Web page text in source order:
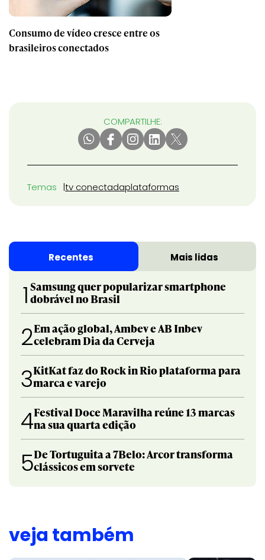
Consumo de vídeo cresce entre os
brasileiros conectados
COMPARTILHE:
Temas tv conectadaplataformas
Recentes Mais lidas
1 Samsung quer popularizar smartphone
dobrável no Brasil
2Em ação global, Ambev e AB Inbev
celebram Dia da Cerveja
3KitKat faz do Rock in Rio plataforma para
marca e varejo
4Festival Doce Maravilha reúne 13 marcas
na sua quarta edição
5De Tortuguita a 7Belo: Arcor transforma
clássicos em sorvete
veja também